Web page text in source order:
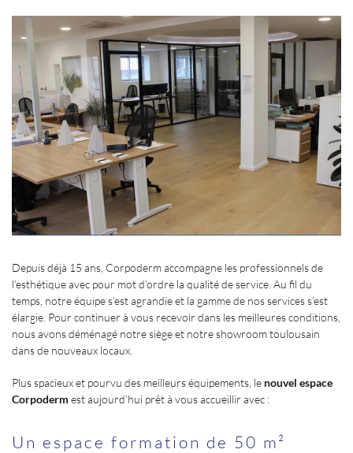
Depuis déjà 15 ans, Corpoderm accompagne les professionnels de
l’esthétique avec pour mot d’ordre la qualité de service. Au fil du
temps, notre équipe s’est agrandie et la gamme de nos services s’est
élargie. Pour continuer à vous recevoir dans les meilleures conditions,
nous avons déménagé notre siège et notre showroom toulousain
dans de nouveaux locaux.
Plus spacieux et pourvu des meilleurs équipements, le nouvel espace
Corpoderm est aujourd’hui prêt à vous accueillir avec :
Un espace formation de 50 m²